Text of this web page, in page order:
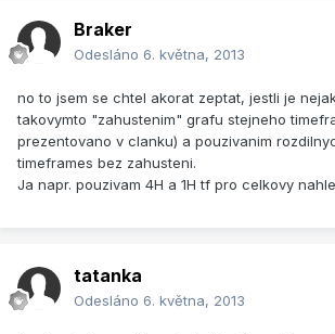
Braker
Odesláno 6. května, 2013
no to jsem se chtel akorat zeptat, jestli je
takovymto "zahustenim" grafu stejneho
prezentovano v clanku) a pouzivanim
timeframes bez zahusteni.
Ja napr. pouzivam 4H a 1H tf pro celkovy
tatanka
Odesláno 6. května, 2013